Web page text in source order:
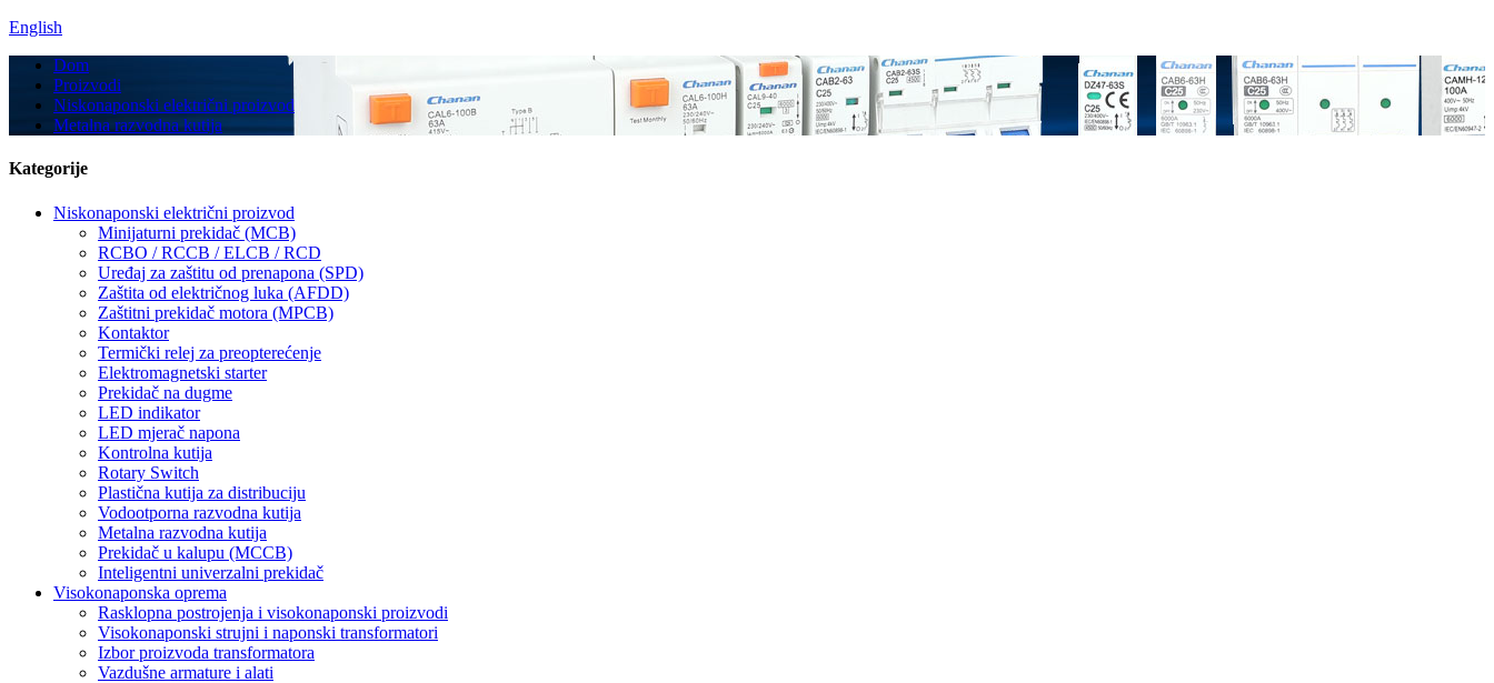
English
Dom
Proizvodi
Niskonaponski električni proizvod
Metalna razvodna kutija
Kategorije
Niskonaponski električni proizvod
Minijaturni prekidač (MCB)
RCBO / RCCB / ELCB / RCD
Uređaj za zaštitu od prenapona (SPD)
Zaštita od električnog luka (AFDD)
Zaštitni prekidač motora (MPCB)
Kontaktor
Termički relej za preopterećenje
Elektromagnetski starter
Prekidač na dugme
LED indikator
LED mjerač napona
Kontrolna kutija
Rotary Switch
Plastična kutija za distribuciju
Vodootporna razvodna kutija
Metalna razvodna kutija
Prekidač u kalupu (MCCB)
Inteligentni univerzalni prekidač
Visokonaponska oprema
Rasklopna postrojenja i visokonaponski proizvodi
Visokonaponski strujni i naponski transformatori
Izbor proizvoda transformatora
Vazdušne armature i alati